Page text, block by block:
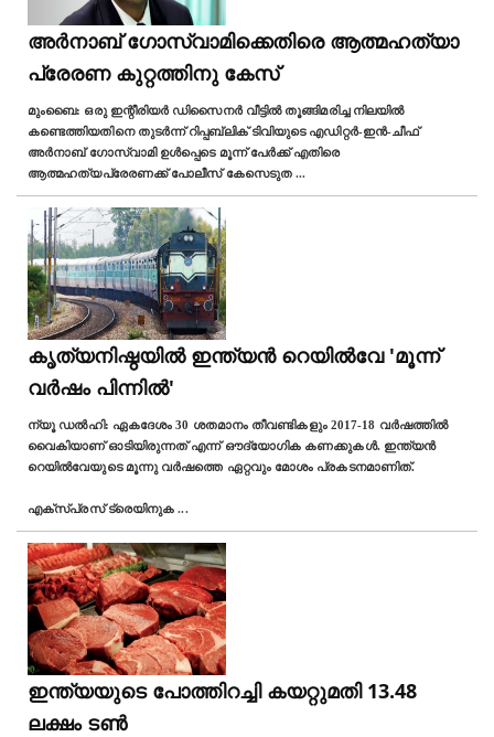
അർനാബ് ഗോസ്വാമിക്കെതിരെ ആത്മഹത്യാ
പ്രേരണ കുറ്റത്തിനു കേസ്
മുംബൈ: ഒരു ഇന്റീരിയർ ഡിസൈനർ വീട്ടില്‍ തൂങ്ങിമരിച്ച നിലയിൽ
കണ്ടെത്തിയതിനെ തുടര്‍ന്ന് റിപ്പബ്ലിക് ടിവിയുടെ എഡിറ്റർ-ഇൻ-ചീഫ്
അർനാബ് ഗോസ്വാമി ഉൾപ്പെടെ മൂന്ന് പേർക്ക് എതിരെ
ആത്മഹത്യപ്രേരണക്ക് പോലീസ് കേസെടുത ...
കൃത്യനിഷ്ഠയിൽ ഇന്ത്യന്‍ റെയിൽവേ 'മൂന്ന്
വര്‍ഷം പിന്നില്‍'
ന്യൂ ഡല്‍ഹി: ഏകദേശം 30 ശതമാനം തീവണ്ടികളും 2017-18 വര്‍ഷത്തിൽ
വൈകിയാണ് ഓടിയിരുന്നത് എന്ന് ഔദ്യോഗിക കണക്കുകൾ. ഇന്ത്യൻ
റെയിൽവേയുടെ മൂന്നു വർഷത്തെ ഏറ്റവും മോശം പ്രകടനമാണിത്.
എക്സ്പ്രസ് ട്രെയിനുക...
ഇന്ത്യയുടെ പോത്തിറച്ചി കയറ്റുമതി 13.48
ലക്ഷം ടണ്‍